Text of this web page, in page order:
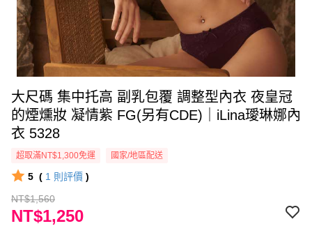
大尺碼 集中托高 副乳包覆 調整型內衣 夜皇冠
的煙燻妝 凝情紫 FG(另有CDE)｜iLina璦琳娜內
衣 5328
超取滿NT$1,300免運 國家/地區配送
5 ( 1 則評價 )
NT$1,560
NT$1,250